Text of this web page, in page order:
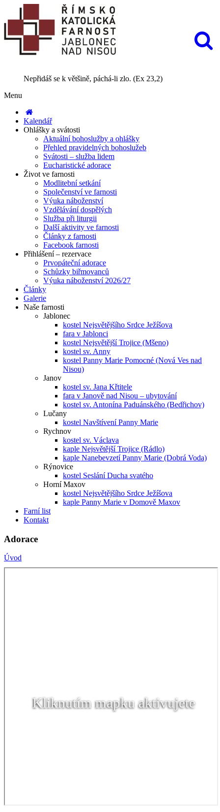
Nepřidáš se k většině, páchá-li zlo. (Ex 23,2)
Menu
Kalendář
Ohlášky a svátosti
Aktuální bohoslužby a ohlášky
Přehled pravidelných bohoslužeb
Svátosti – služba lidem
Eucharistické adorace
Život ve farnosti
Modlitební setkání
Společenství ve farnosti
Výuka náboženství
Vzdělávání dospělých
Služba při liturgii
Další aktivity ve farnosti
Články z farnosti
Facebook farnosti
Přihlášení – rezervace
Prvopáteční adorace
Schůzky biřmovanců
Výuka náboženství 2026/27
Články
Galerie
Naše farnosti
Jablonec
kostel Nejsvětějšího Srdce Ježíšova
fara v Jablonci
kostel Nejsvětější Trojice (Mšeno)
kostel sv. Anny
kostel Panny Marie Pomocné (Nová Ves nad
Nisou)
Janov
kostel sv. Jana Křtitele
fara v Janově nad Nisou – ubytování
kostel sv. Antonína Paduánského (Bedřichov)
Lučany
kostel Navštívení Panny Marie
Rychnov
kostel sv. Václava
kaple Nejsvětější Trojice (Rádlo)
kaple Nanebevzetí Panny Marie (Dobrá Voda)
Rýnovice
kostel Seslání Ducha svatého
Horní Maxov
kostel Nejsvětějšího Srdce Ježíšova
kaple Panny Marie v Domově Maxov
Farní list
Kontakt
Adorace
Úvod
Kliknutím mapku aktivujete